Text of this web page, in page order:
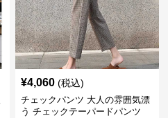
¥4,060 (税込)
チェックパンツ 大人の雰囲気漂
う チェックテーパードパンツ